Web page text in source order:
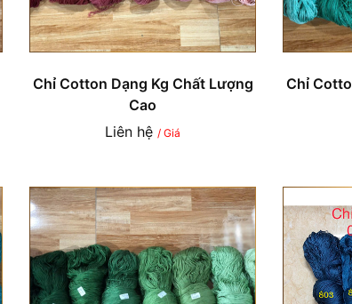
Chỉ Cotton Dạng Kg Chất Lượng
Cao
Liên hệ / Giá
Chỉ